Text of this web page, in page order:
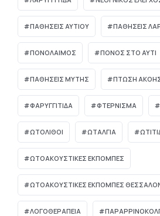
ΠΑΘΗΣΕΙΣ ΑΥΤΙΟΥ ΠΑΘΗΣΕΙΣ
ΠΟΝΟΛΑΙΜΟΣ ΠΟΝΟΣ ΣΤΟ ΑΥΤΙ
ΠΑΘΉΣΕΙΣ ΜΎΤΗΣ ΠΤΏΣΗ
ΦΑΡΥΓΓΙΤΙΔΑ ΦΤΕΡΝΙΣΜΑ
ΩΤΌΛΙΘΟΙ ΩΤΑΛΓΙΑ
ΩΤΟΑΚΟΥΣΤΙΚΈΣ ΕΚΠΟΜΠΈΣ
ΩΤΟΑΚΟΥΣΤΙΚΈΣ ΕΚΠΟΜΠΈΣ
ΛΟΓΟΘΕΡΑΠΕΊΑ